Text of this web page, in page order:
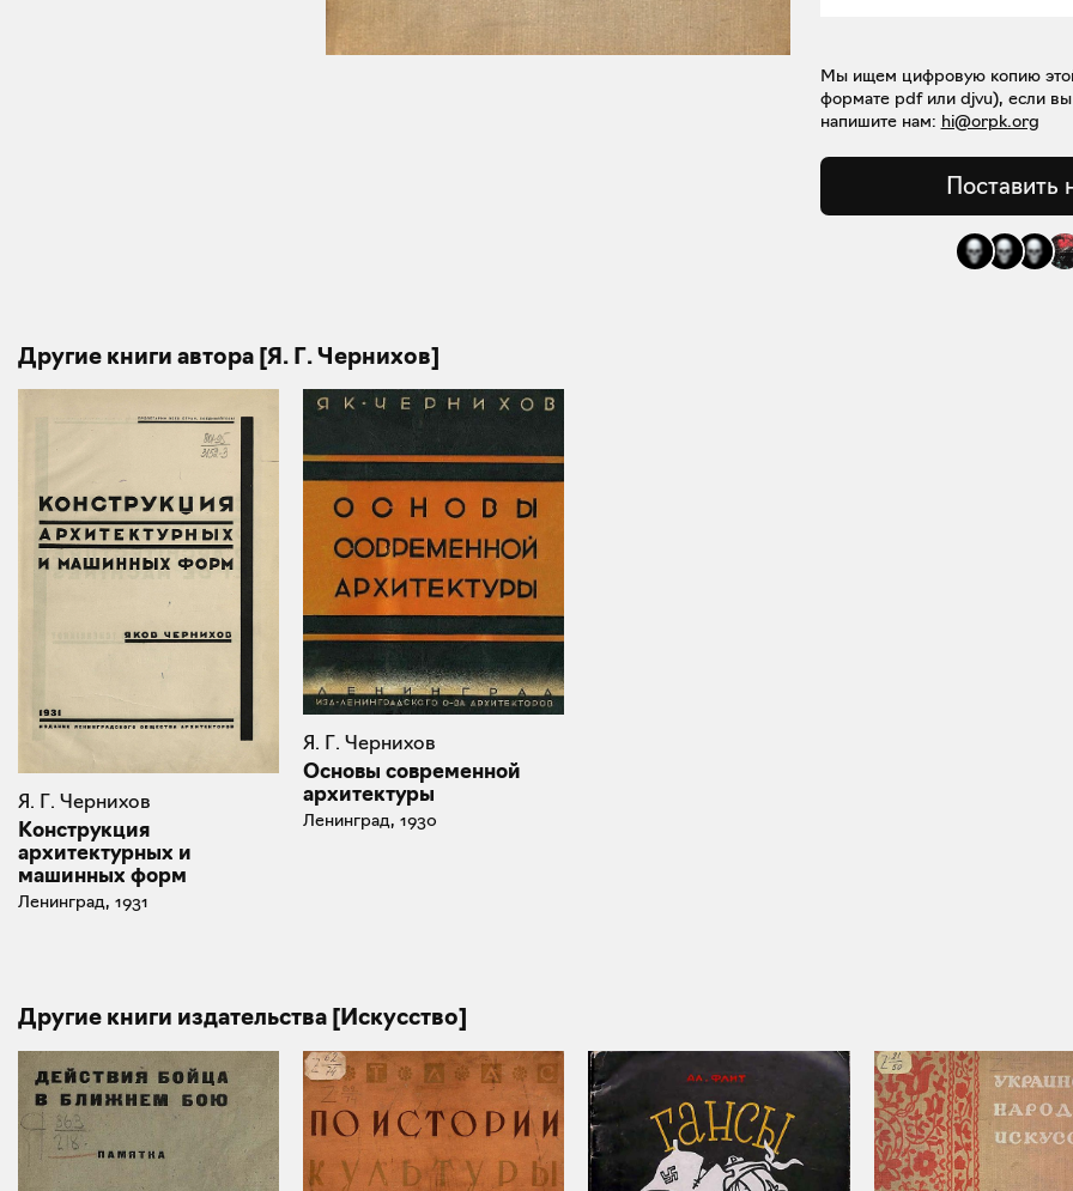
Мы ищем цифровую копию
формате pdf или djvu), если вы
напишите нам: hi@orpk.org
Поставить
Другие книги автора [Я. Г. Чернихов]
Я. Г. Чернихов
Конструкция
архитектурных и
машинных форм
Ленинград, 1931
Я. Г. Чернихов
Основы современной
архитектуры
Ленинград, 1930
Другие книги издательства [Искусство]